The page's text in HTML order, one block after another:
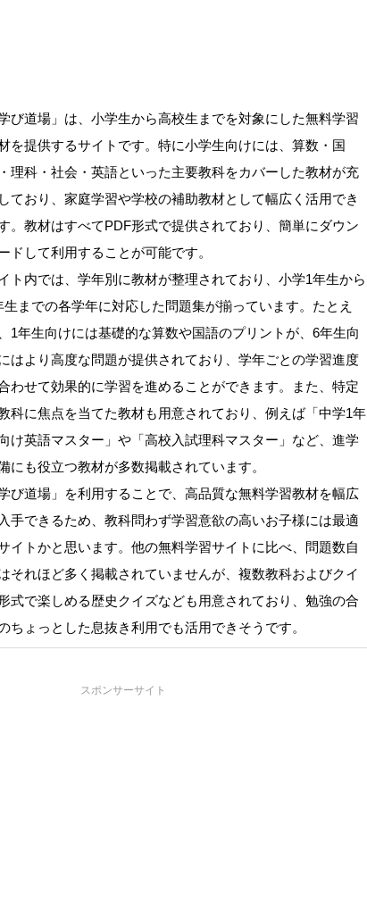
学び道場」は、小学生から高校生までを対象にした無料学習
を提供するサイトです。特に小学生向けには、算数・国
理科・社会・英語といった主要教科をカバーした教材が充
ており、家庭学習や学校の補助教材として幅広く活用でき
。教材はすべてPDF形式で提供されており、簡単にダウン
ドして利用することが可能です。
ト内では、学年別に教材が整理されており、小学1年生から
生までの各学年に対応した問題集が揃っています。たとえ
1年生向けには基礎的な算数や国語のプリントが、6年生向
はより高度な問題が提供されており、学年ごとの学習進度
わせて効果的に学習を進めることができます。また、特定
科に焦点を当てた教材も用意されており、例えば「中学1年
け英語マスター」や「高校入試理科マスター」など、進学
にも役立つ教材が多数掲載されています。
学び道場」を利用することで、高品質な無料学習教材を幅広
手できるため、教科問わず学習意欲の高いお子様には最適
イトかと思います。他の無料学習サイトに比べ、問題数自
それほど多く掲載されていませんが、複数教科およびクイ
式で楽しめる歴史クイズなども用意されており、勉強の合
ちょっとした息抜き利用でも活用できそうです。
スポンサーサイト